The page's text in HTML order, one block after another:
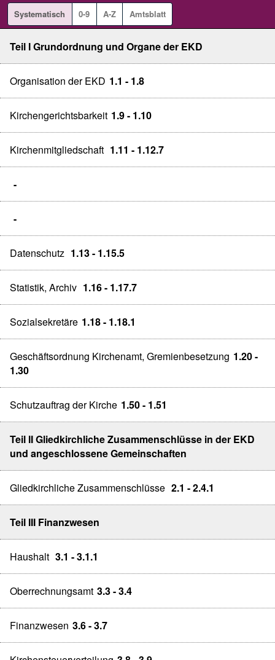
Systematisch 0-9 A-Z Amtsblatt
Teil I Grundordnung und Organe der EKD
Organisation der EKD 1.1 - 1.8
Kirchengerichtsbarkeit 1.9 - 1.10
Kirchenmitgliedschaft 1.11 - 1.12.7
-
-
Datenschutz 1.13 - 1.15.5
Statistik, Archiv 1.16 - 1.17.7
Sozialsekretäre 1.18 - 1.18.1
Geschäftsordnung Kirchenamt, Gremienbesetzung 1.20 -
1.30
Schutzauftrag der Kirche 1.50 - 1.51
Teil II Gliedkirchliche Zusammenschlüsse in der EKD
und angeschlossene Gemeinschaften
Gliedkirchliche Zusammenschlüsse 2.1 - 2.4.1
Teil III Finanzwesen
Haushalt 3.1 - 3.1.1
Oberrechnungsamt 3.3 - 3.4
Finanzwesen 3.6 - 3.7